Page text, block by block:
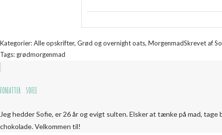
Kategorier:Alle opskrifter, Grød og overnight oats, MorgenmadSkrevet af
Tags: grødmorgenmad
FORFATTER: SOFIE
Jeg hedder Sofie, er 26 år og evigt sulten. Elsker at tænke på mad,
chokolade. Velkommen til!